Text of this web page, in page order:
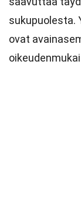
sukupuolesta.
ovat